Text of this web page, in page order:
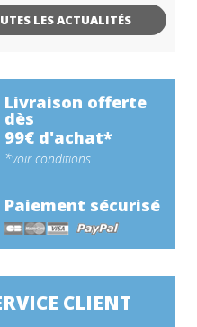
LES ACTUALITÉS
Livraison offerte
dès
99€ d'achat*
*voir conditions
Paiement sécurisé
CLIENT